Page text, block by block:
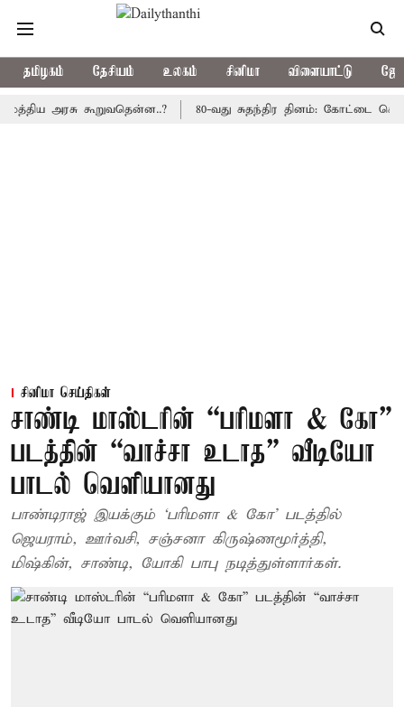
தமிழகம் தேசியம் உலகம் சினிமா விளையாட்டு
அரசு கூறுவதென்ன..? 80-வது சுதந்திர தினம்: கோட்டை
சினிமா செய்திகள்
சாண்டி மாஸ்டரின் “பரிமளா & கோ”
படத்தின் “வாச்சா உடாத” வீடியோ
பாடல் வெளியானது
பாண்டிராஜ் இயக்கும் ‘பரிமளா & கோ’ படத்தில்
ஜெயராம், ஊர்வசி, சஞ்சனா கிருஷ்ணமூர்த்தி,
மிஷ்கின், சாண்டி, யோகி பாபு நடித்துள்ளார்கள்.